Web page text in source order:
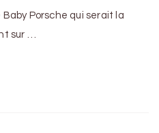
Porsche qui serait la
sur …